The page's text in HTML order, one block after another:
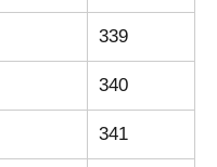
339
340
341